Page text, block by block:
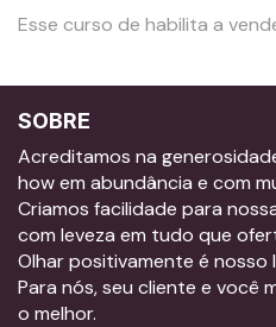
Esse curso de habilita a
SOBRE
Acreditamos na
how em abundância e com
Criamos facilidade para
com leveza em tudo que
Olhar positivamente é nosso
Para nós, seu cliente e você
o melhor.